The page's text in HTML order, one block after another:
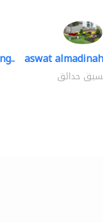
aswat
حدائق